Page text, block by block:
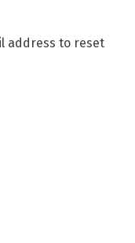
address to reset